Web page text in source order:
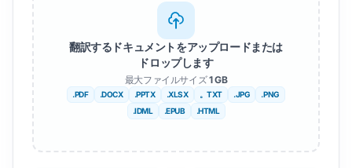
翻訳するドキュメントをアップロードまたは
ドロップします
最大ファイルサイズ1 GB
.PDF .DOCX .PPTX .XLSX 。TXT .JPG
.PNG
.IDML
.EPUB .HTML